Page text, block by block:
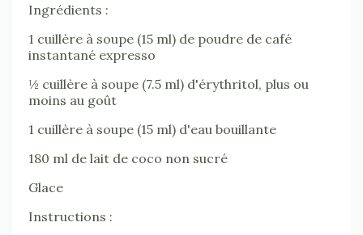
Ingrédients :
1 cuillère à soupe (15 ml) de poudre de café
instantané expresso
½ cuillère à soupe (7.5 ml) d'érythritol, plus ou
moins au goût
1 cuillère à soupe (15 ml) d'eau bouillante
180 ml de lait de coco non sucré
Glace
Instructions :